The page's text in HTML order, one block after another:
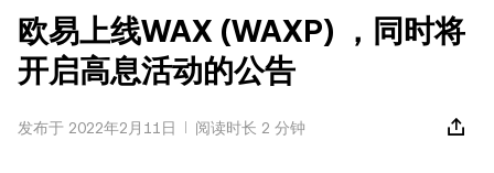
欧易上线WAX (WAXP) ，同时将
开启高息活动的公告
发布于 2022年2月11日 阅读时长 2 分钟